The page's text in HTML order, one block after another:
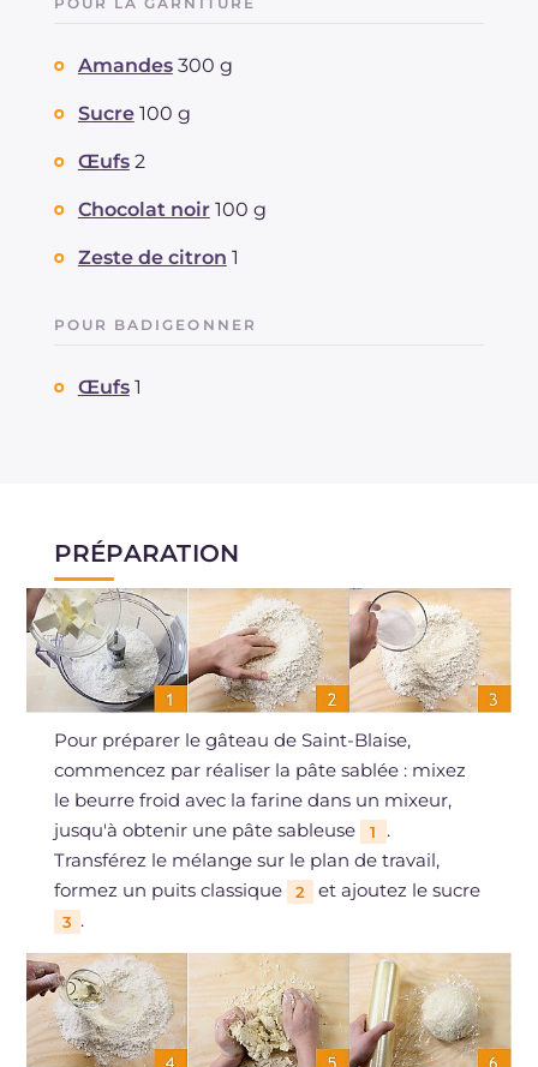
Amandes 300 g
Sucre 100 g
Œufs 2
Chocolat noir 100 g
Zeste de citron 1
POUR BADIGEONNER
Œufs 1
PRÉPARATION
Pour préparer le gâteau de Saint-Blaise,
commencez par réaliser la pâte sablée : mixez
le beurre froid avec la farine dans un mixeur,
jusqu'à obtenir une pâte sableuse
1
.
Transférez le mélange sur le plan de travail,
formez un puits classique
2 et ajoutez le sucre
3 .